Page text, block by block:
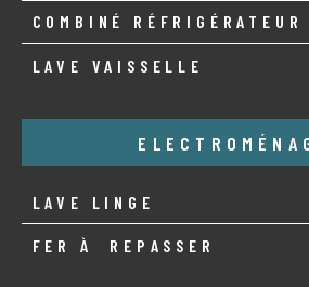
COMBINÉ RÉFRIGÉRATEUR
LAVE VAISSELLE
LAVE LINGE
FER À REPASSER